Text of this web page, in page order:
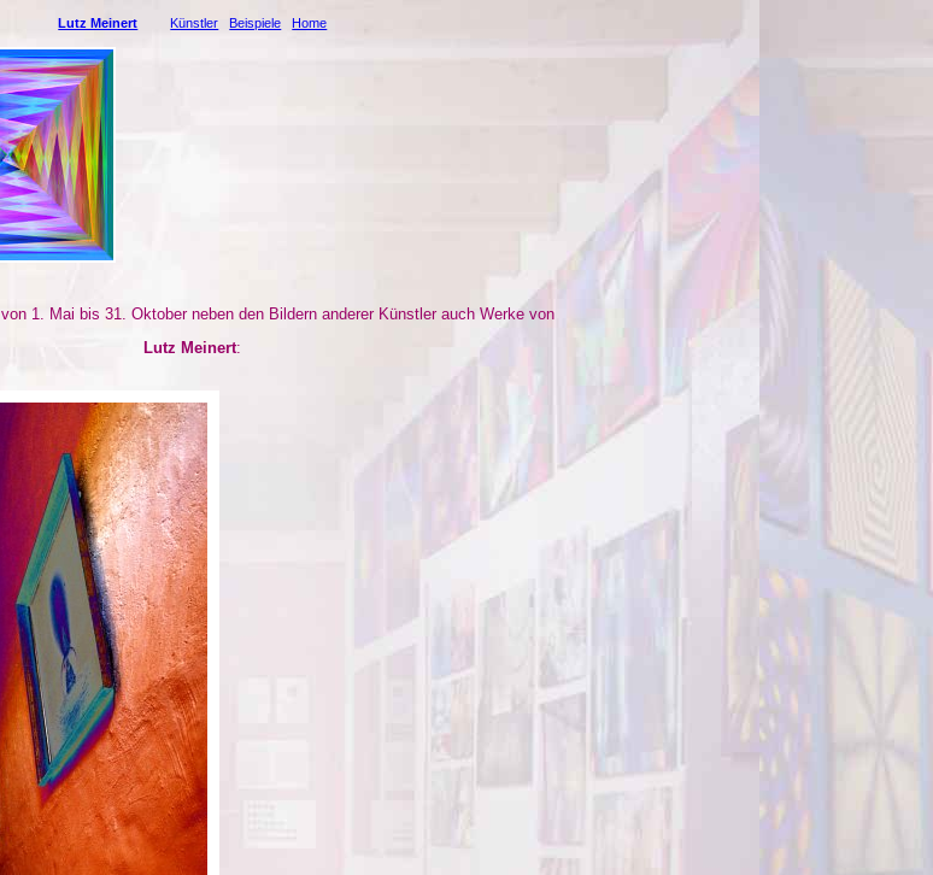
Lutz Meinert Künstler Beispiele Home
von 1. Mai bis 31. Oktober neben den Bildern anderer Künstler auch Werke von
Lutz Meinert: